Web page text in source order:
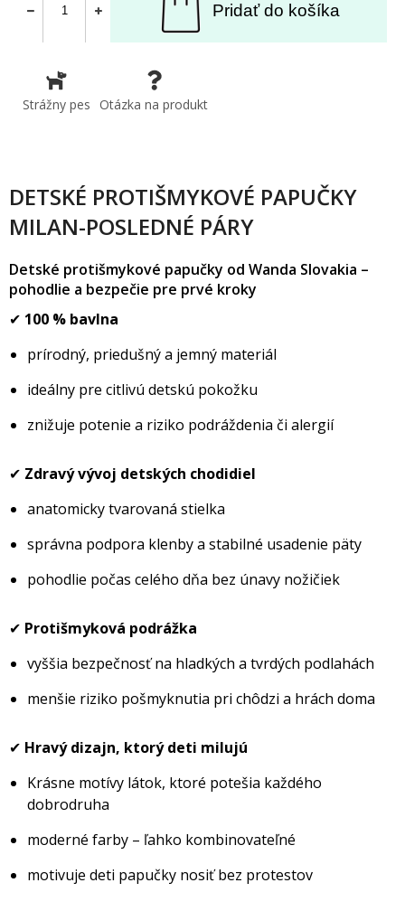
Pridať do košíka
Strážny pes Otázka na produkt
DETSKÉ PROTIŠMYKOVÉ PAPUČKY
MILAN-POSLEDNÉ PÁRY
Detské protišmykové papučky od Wanda Slovakia –
pohodlie a bezpečie pre prvé kroky
✔ 100 % bavlna
prírodný, priedušný a jemný materiál
ideálny pre citlivú detskú pokožku
znižuje potenie a riziko podráždenia či alergií
✔ Zdravý vývoj detských chodidiel
anatomicky tvarovaná stielka
správna podpora klenby a stabilné usadenie päty
pohodlie počas celého dňa bez únavy nožičiek
✔ Protišmyková podrážka
vyššia bezpečnosť na hladkých a tvrdých podlahách
menšie riziko pošmyknutia pri chôdzi a hrách doma
✔ Hravý dizajn, ktorý deti milujú
Krásne motívy látok, ktoré potešia každého
dobrodruha
moderné farby – ľahko kombinovateľné
motivuje deti papučky nosiť bez protestov